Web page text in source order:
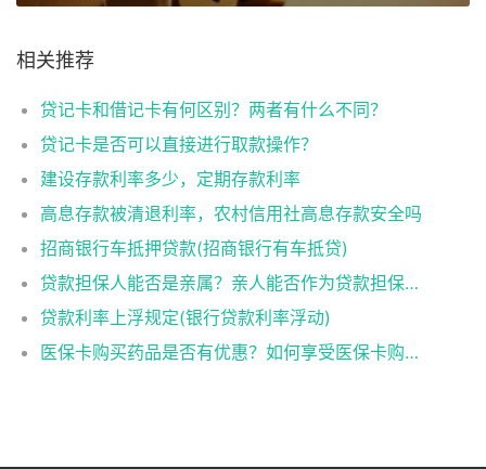
相关推荐
贷记卡和借记卡有何区别？两者有什么不同？
贷记卡是否可以直接进行取款操作？
建设存款利率多少，定期存款利率
高息存款被清退利率，农村信用社高息存款安全吗
招商银行车抵押贷款(招商银行有车抵贷)
贷款担保人能否是亲属？亲人能否作为贷款担保人？
贷款利率上浮规定(银行贷款利率浮动)
医保卡购买药品是否有优惠？如何享受医保卡购药优惠？